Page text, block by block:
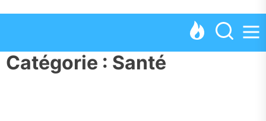
Catégorie : Santé